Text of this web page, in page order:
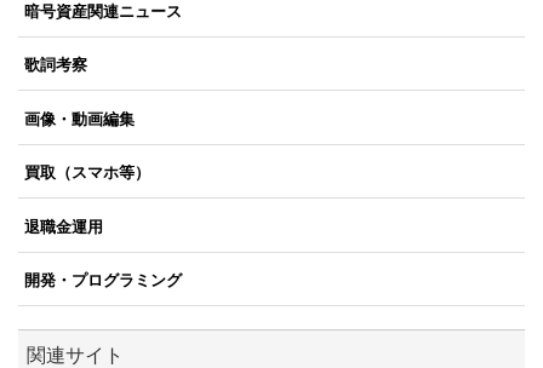
暗号資産関連ニュース
歌詞考察
画像・動画編集
買取（スマホ等）
退職金運用
開発・プログラミング
関連サイト